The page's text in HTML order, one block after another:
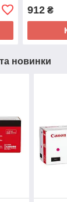
912₴
новинки